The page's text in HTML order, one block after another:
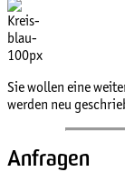
Sie wollen eine
werden neu
Anfragen